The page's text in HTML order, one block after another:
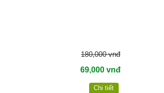
180,000 vnđ
69,000 vnđ
Chi tiết